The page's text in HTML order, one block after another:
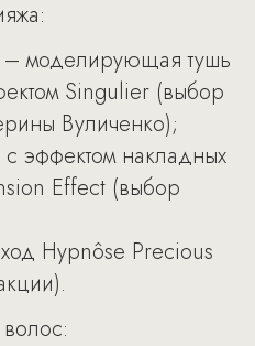
– моделирующая тушь
Singulier (выбор
Вуличенко);
эффектом накладных
Effect (выбор
Hypnôse Precious